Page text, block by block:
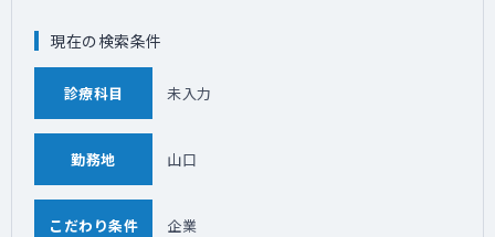
現在の検索条件
診療科目 未入力
勤務地 山口
こだわり条件 企業